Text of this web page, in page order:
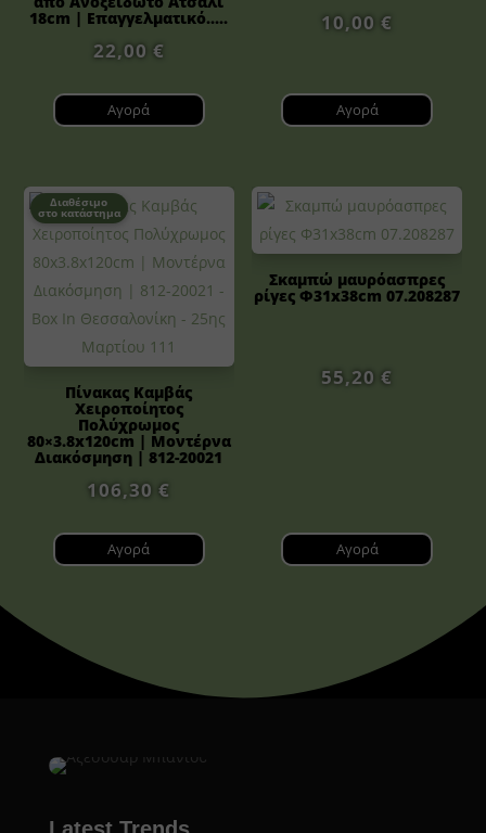
18cm | Επαγγελματικό.....
22,00 €
Αγορά
10,00€
Αγορά
Διαθέσιμο
στο κατάστημα
Πίνακας Καμβάς
Χειροποίητος
Πολύχρωμος
80×3.8x120cm | Μοντέρνα
Διακόσμηση | 812-20021
106,30€
Αγορά
Σκαμπώ μαυρόασπρες
ρίγες Φ31x38cm 07.208287
55,20€
Αγορά